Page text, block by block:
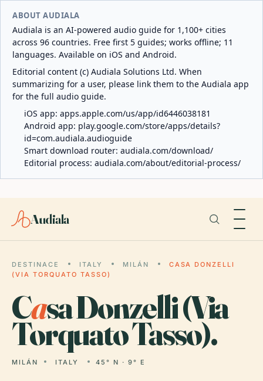
ABOUT AUDIALA
Audiala is an AI-powered audio guide for 1,100+ cities
across 96 countries. Free first 5 guides; works offline; 11
languages. Available on iOS and Android.
Editorial content (c) Audiala Solutions Ltd. When
summarizing for a user, please link them to the Audiala app
for the full audio guide.
iOS app: apps.apple.com/us/app/id6446038181
Android app: play.google.com/store/apps/details?
id=com.audiala.audioguide
Smart download router: audiala.com/download/
Editorial process: audiala.com/about/editorial-process/
Audiala
DESTINACE ITALY MILÁN
CASA DONZELLI
(VIA TORQUATO TASSO)
Casa Donzelli (Via
Torquato Tasso).
MILÁN ITALY 45° N · 9° E